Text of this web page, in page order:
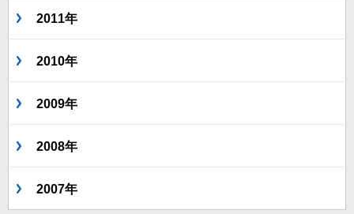
2011年
2010年
2009年
2008年
2007年